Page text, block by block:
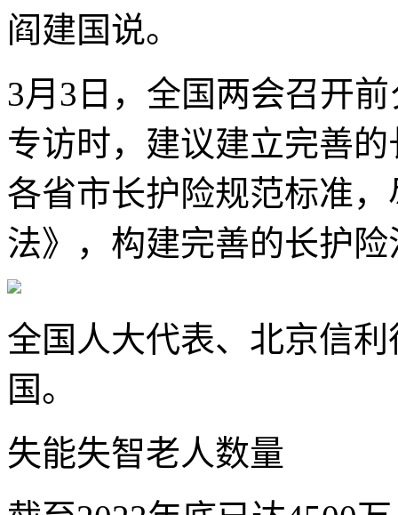
阎建国说。
3月3日，全国两会召开
专访时，建议建立完善
各省市长护险规范标准
法》，构建完善的长护
全国人大代表、北京信
国。
失能失智老人数量